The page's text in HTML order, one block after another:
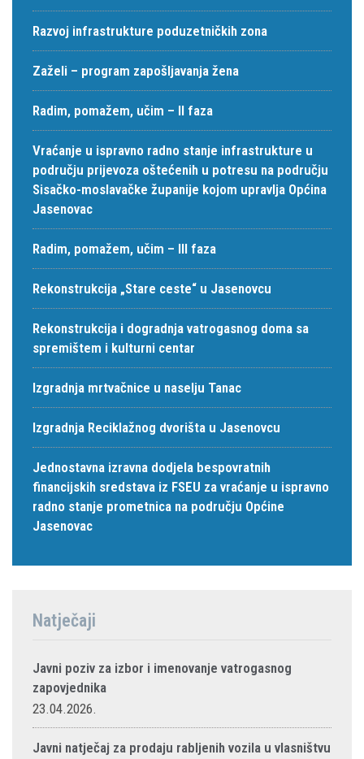
Razvoj infrastrukture poduzetničkih zona
Zaželi – program zapošljavanja žena
Radim, pomažem, učim – II faza
Vraćanje u ispravno radno stanje infrastrukture u
području prijevoza oštećenih u potresu na području
Sisačko-moslavačke županije kojom upravlja Općina
Jasenovac
Radim, pomažem, učim – III faza
Rekonstrukcija „Stare ceste“ u Jasenovcu
Rekonstrukcija i dogradnja vatrogasnog doma sa
spremištem i kulturni centar
Izgradnja mrtvačnice u naselju Tanac
Izgradnja Reciklažnog dvorišta u Jasenovcu
Jednostavna izravna dodjela bespovratnih
financijskih sredstava iz FSEU za vraćanje u ispravno
radno stanje prometnica na području Općine
Jasenovac
Natječaji
Javni poziv za izbor i imenovanje vatrogasnog
zapovjednika
23.04.2026.
Javni natječaj za prodaju rabljenih vozila u vlasništvu